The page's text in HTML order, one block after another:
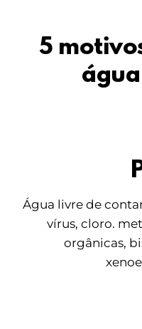
5
Água livre de
vírus, cloro.
orgânicas,